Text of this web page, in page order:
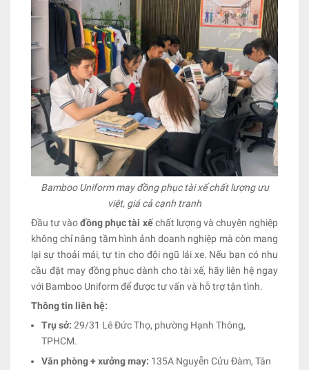
Bamboo Uniform may đồng phục tài xế chất lượng ưu
việt, giá cả cạnh tranh
Đầu tư vàođồng phục tài xếchất lượng và chuyên nghiệp
không chỉ nâng tầm hình ảnh doanh nghiệp mà còn mang
lại sự thoải mái, tự tin cho đội ngũ lái xe. Nếu bạn có nhu
cầu đặt may đồng phục dành cho tài xế, hãy liên hệ ngay
với Bamboo Uniform để được tư vấn và hỗ trợ tận tình.
Thông tin liên hệ:
Trụ sở: 29/31 Lê Đức Thọ, phường Hạnh Thông,
TPHCM.
Văn phòng + xưởng may: 135A Nguyễn Cửu Đàm, Tân